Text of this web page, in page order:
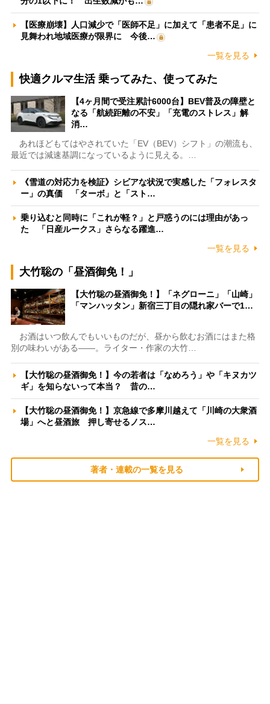
【医療崩壊】人口減少で「医師不足」に加えて「患者不足」に
見舞われ地域医療が限界に 今後…
一覧を見る
快適クルマ生活 乗ってみた、使ってみた
【4ヶ月間で受注累計6000台】BEV普及の障壁と
なる「航続距離の不安」「充電のストレス」解
消…
あれほどもてはやされていた「EV（BEV）シフト」の潮流も、
最近では減速基調になっているように見える。…
《雪道の対応力を検証》シビアな状況で実感した「フォレスタ
ー」の真価 「ターボ」と「スト…
乗り込むと同時に「これが軽？」と戸惑うのには理由があっ
た 「日産ルークス」さらなる躍進…
一覧を見る
大竹聡の「昼酒御免！」
【大竹聡の昼酒御免！】「ネグローニ」「山崎」
「マンハッタン」新宿三丁目の隠れ家バーで1…
お酒はいつ飲んでもいいものだが、昼から飲むお酒にはまた格
別の味わいがある――。ライター・作家の大竹…
【大竹聡の昼酒御免！】今の若者は「なめろう」や「キヌカツ
ギ」を知らないって本当？ 昔の…
【大竹聡の昼酒御免！】京急線で多摩川越えて「川崎の大衆酒
場」へと昼酒旅 押し寄せるノス…
一覧を見る
著者・連載の一覧を見る